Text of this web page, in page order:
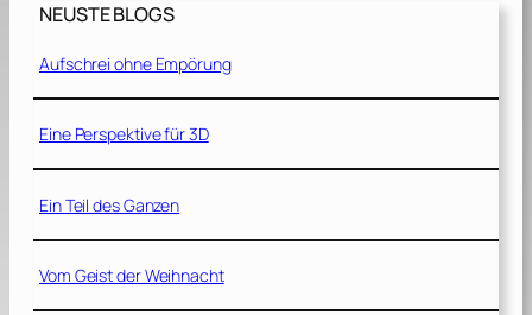
NEUSTE BLOGS
Aufschrei ohne Empörung
Eine Perspektive für 3D
Ein Teil des Ganzen
Vom Geist der Weihnacht